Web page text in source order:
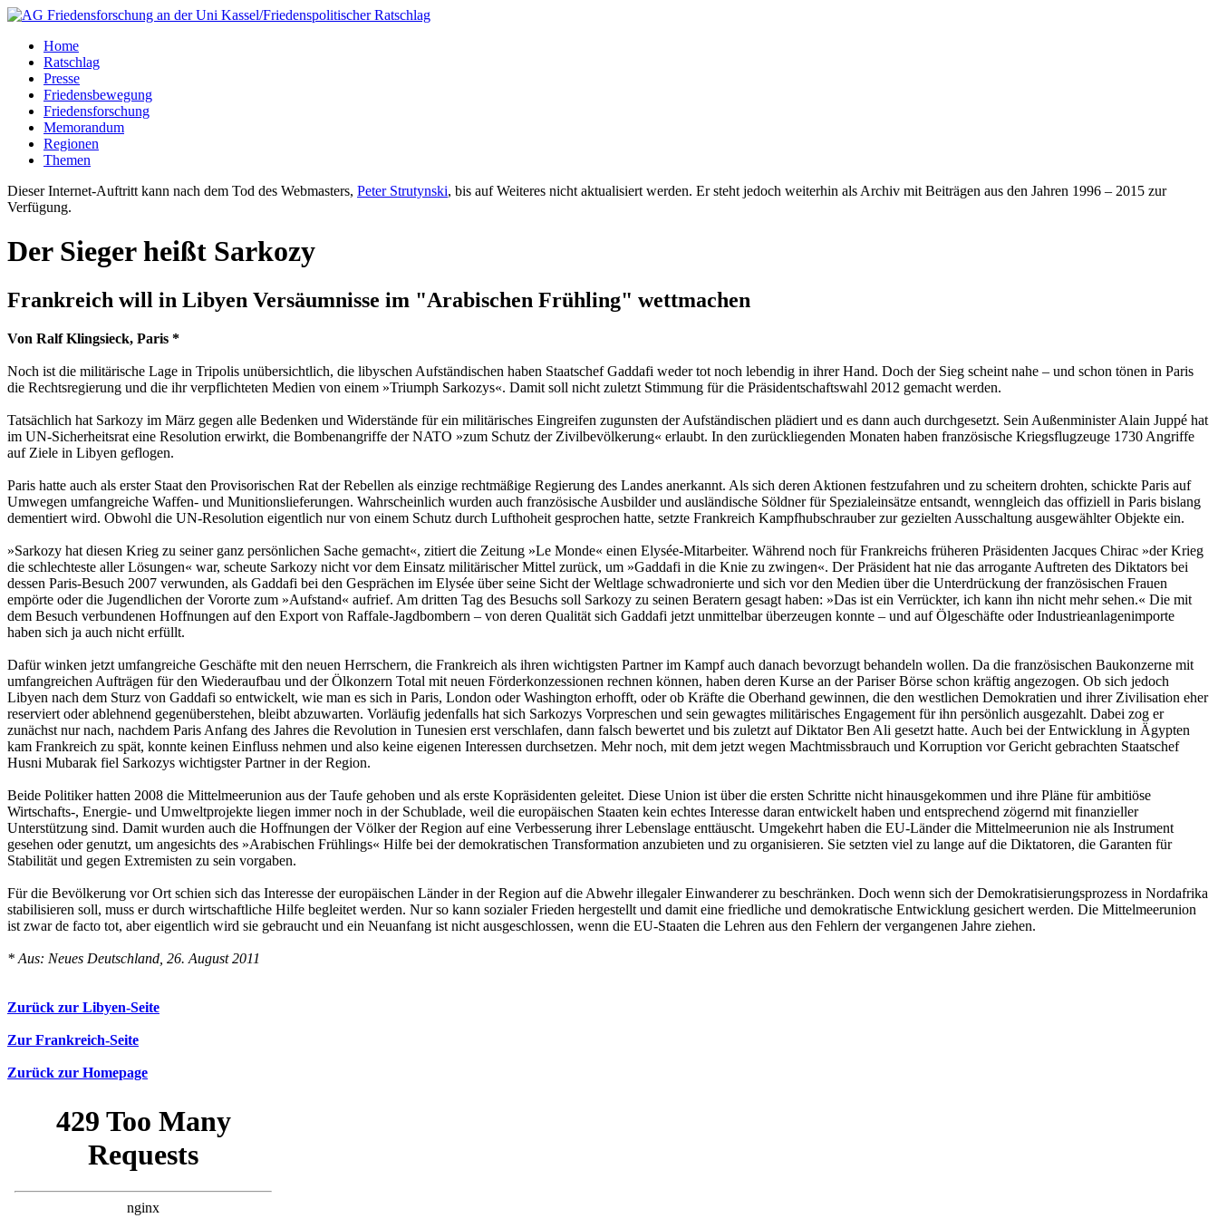
Home
Ratschlag
Presse
Friedensbewegung
Friedensforschung
Memorandum
Regionen
Themen
Dieser Internet-Auftritt kann nach dem Tod des Webmasters, Peter Strutynski, bis auf Weiteres nicht aktualisiert werden. Er steht jedoch weiterhin als Archiv mit Beiträgen aus den Jahren 1996 – 2015 zur
Verfügung.
Der Sieger heißt Sarkozy
Frankreich will in Libyen Versäumnisse im "Arabischen Frühling" wettmachen
Von Ralf Klingsieck, Paris *
Noch ist die militärische Lage in Tripolis unübersichtlich, die libyschen Aufständischen haben Staatschef Gaddafi weder tot noch lebendig in ihrer Hand. Doch der Sieg scheint nahe – und schon tönen in Paris
die Rechtsregierung und die ihr verpflichteten Medien von einem »Triumph Sarkozys«. Damit soll nicht zuletzt Stimmung für die Präsidentschaftswahl 2012 gemacht werden.
Tatsächlich hat Sarkozy im März gegen alle Bedenken und Widerstände für ein militärisches Eingreifen zugunsten der Aufständischen plädiert und es dann auch durchgesetzt. Sein Außenminister Alain Juppé hat
im UN-Sicherheitsrat eine Resolution erwirkt, die Bombenangriffe der NATO »zum Schutz der Zivilbevölkerung« erlaubt. In den zurückliegenden Monaten haben französische Kriegsflugzeuge 1730 Angriffe
auf Ziele in Libyen geflogen.
Paris hatte auch als erster Staat den Provisorischen Rat der Rebellen als einzige rechtmäßige Regierung des Landes anerkannt. Als sich deren Aktionen festzufahren und zu scheitern drohten, schickte Paris auf
Umwegen umfangreiche Waffen- und Munitionslieferungen. Wahrscheinlich wurden auch französische Ausbilder und ausländische Söldner für Spezialeinsätze entsandt, wenngleich das offiziell in Paris bislang
dementiert wird. Obwohl die UN-Resolution eigentlich nur von einem Schutz durch Lufthoheit gesprochen hatte, setzte Frankreich Kampfhubschrauber zur gezielten Ausschaltung ausgewählter Objekte ein.
»Sarkozy hat diesen Krieg zu seiner ganz persönlichen Sache gemacht«, zitiert die Zeitung »Le Monde« einen Elysée-Mitarbeiter. Während noch für Frankreichs früheren Präsidenten Jacques Chirac »der Krieg
die schlechteste aller Lösungen« war, scheute Sarkozy nicht vor dem Einsatz militärischer Mittel zurück, um »Gaddafi in die Knie zu zwingen«. Der Präsident hat nie das arrogante Auftreten des Diktators bei
dessen Paris-Besuch 2007 verwunden, als Gaddafi bei den Gesprächen im Elysée über seine Sicht der Weltlage schwadronierte und sich vor den Medien über die Unterdrückung der französischen Frauen
empörte oder die Jugendlichen der Vororte zum »Aufstand« aufrief. Am dritten Tag des Besuchs soll Sarkozy zu seinen Beratern gesagt haben: »Das ist ein Verrückter, ich kann ihn nicht mehr sehen.« Die mit
dem Besuch verbundenen Hoffnungen auf den Export von Raffale-Jagdbombern – von deren Qualität sich Gaddafi jetzt unmittelbar überzeugen konnte – und auf Ölgeschäfte oder Industrieanlagenimporte
haben sich ja auch nicht erfüllt.
Dafür winken jetzt umfangreiche Geschäfte mit den neuen Herrschern, die Frankreich als ihren wichtigsten Partner im Kampf auch danach bevorzugt behandeln wollen. Da die französischen Baukonzerne mit
umfangreichen Aufträgen für den Wiederaufbau und der Ölkonzern Total mit neuen Förderkonzessionen rechnen können, haben deren Kurse an der Pariser Börse schon kräftig angezogen. Ob sich jedoch
Libyen nach dem Sturz von Gaddafi so entwickelt, wie man es sich in Paris, London oder Washington erhofft, oder ob Kräfte die Oberhand gewinnen, die den westlichen Demokratien und ihrer Zivilisation eher
reserviert oder ablehnend gegenüberstehen, bleibt abzuwarten. Vorläufig jedenfalls hat sich Sarkozys Vorpreschen und sein gewagtes militärisches Engagement für ihn persönlich ausgezahlt. Dabei zog er
zunächst nur nach, nachdem Paris Anfang des Jahres die Revolution in Tunesien erst verschlafen, dann falsch bewertet und bis zuletzt auf Diktator Ben Ali gesetzt hatte. Auch bei der Entwicklung in Ägypten
kam Frankreich zu spät, konnte keinen Einfluss nehmen und also keine eigenen Interessen durchsetzen. Mehr noch, mit dem jetzt wegen Machtmissbrauch und Korruption vor Gericht gebrachten Staatschef
Husni Mubarak fiel Sarkozys wichtigster Partner in der Region.
Beide Politiker hatten 2008 die Mittelmeerunion aus der Taufe gehoben und als erste Kopräsidenten geleitet. Diese Union ist über die ersten Schritte nicht hinausgekommen und ihre Pläne für ambitiöse
Wirtschafts-, Energie- und Umweltprojekte liegen immer noch in der Schublade, weil die europäischen Staaten kein echtes Interesse daran entwickelt haben und entsprechend zögernd mit finanzieller
Unterstützung sind. Damit wurden auch die Hoffnungen der Völker der Region auf eine Verbesserung ihrer Lebenslage enttäuscht. Umgekehrt haben die EU-Länder die Mittelmeerunion nie als Instrument
gesehen oder genutzt, um angesichts des »Arabischen Frühlings« Hilfe bei der demokratischen Transformation anzubieten und zu organisieren. Sie setzten viel zu lange auf die Diktatoren, die Garanten für
Stabilität und gegen Extremisten zu sein vorgaben.
Für die Bevölkerung vor Ort schien sich das Interesse der europäischen Länder in der Region auf die Abwehr illegaler Einwanderer zu beschränken. Doch wenn sich der Demokratisierungsprozess in Nordafrika
stabilisieren soll, muss er durch wirtschaftliche Hilfe begleitet werden. Nur so kann sozialer Frieden hergestellt und damit eine friedliche und demokratische Entwicklung gesichert werden. Die Mittelmeerunion
ist zwar de facto tot, aber eigentlich wird sie gebraucht und ein Neuanfang ist nicht ausgeschlossen, wenn die EU-Staaten die Lehren aus den Fehlern der vergangenen Jahre ziehen.
* Aus: Neues Deutschland, 26. August 2011
Zurück zur Libyen-Seite
Zur Frankreich-Seite
Zurück zur Homepage